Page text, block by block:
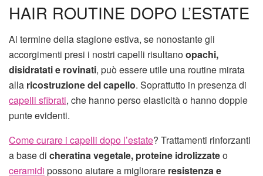
HAIR ROUTINE DOPO L’ESTATE
Al termine della stagione estiva, se nonostante gli
accorgimenti presi i nostri capelli risultanoopachi,
disidratati e rovinati, può essere utile una routine mirata
alla ricostruzione del capello. Soprattutto in presenza di
capelli sfibrati, che hanno perso elasticità o hanno doppie
punte evidenti.
Come curare i capelli dopo l’estate? Trattamenti rinforzanti
a base di cheratina vegetale, proteine idrolizzateo
ceramidi possono aiutare a migliorare resistenza e